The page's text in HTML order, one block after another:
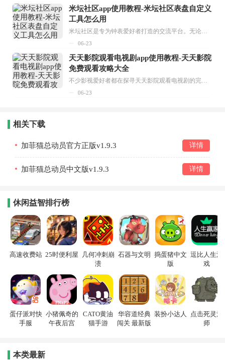
米坛社区app使用教程-米坛社区表盘自定义
工具怎么用
米坛社区是专为钟表爱好者打造的交流平台。无论你是初涉钟表领域的普通爱好者，还是拥有多年收藏经验的资深玩家，都能在此找到属于自己的天地。 无需注册，就能轻松参与其中。通过专业的讨论论坛与丰富的交互功能，你可与世界各地的钟表爱好者畅快交流。若你钟情于钟表，米坛社区无疑是值得一试的理想之选。在这里，你能获取最新的手表资讯，交流见解，提升鉴赏品味，让每一块手表都成为收藏故事中重要的一部分。感兴趣的朋友，不要错过下载机会。...
06-23
天天影院观看电视剧app使用教程-天天影院
免费观看攻略大全
不少影视爱好者都在探寻天天影院观看电视剧的完整方法，结合最新平台使用规则，本篇新手入门攻略全面讲解观看渠道、检索流程、播放设置以及画面模式调整等实用内容。全文适配手机、电脑等主流设备，步骤简洁易懂，无论是初次使用的新手，还是想要优化观影体验的用户，都能参照内容快速上手，熟练掌握平台各项操作技巧，轻松畅享影视内容。...
06-23
相关下载
加菲猫总动员官方正版v1.9.3 详情
加菲猫总动员中文版v1.9.3 详情
休闲益智排行榜
高速收费站 25时便利屋
几何冲刺崩
溃
石器与文明 捣蛋猪中文
版
逗比人生游
戏
蛋仔派对快
手服
小猪佩奇的
午夜后宫
CATO黄油
猫手游
华容道经典
闯关 最新版
装扮小达人
点击死灵法
师
本类最新